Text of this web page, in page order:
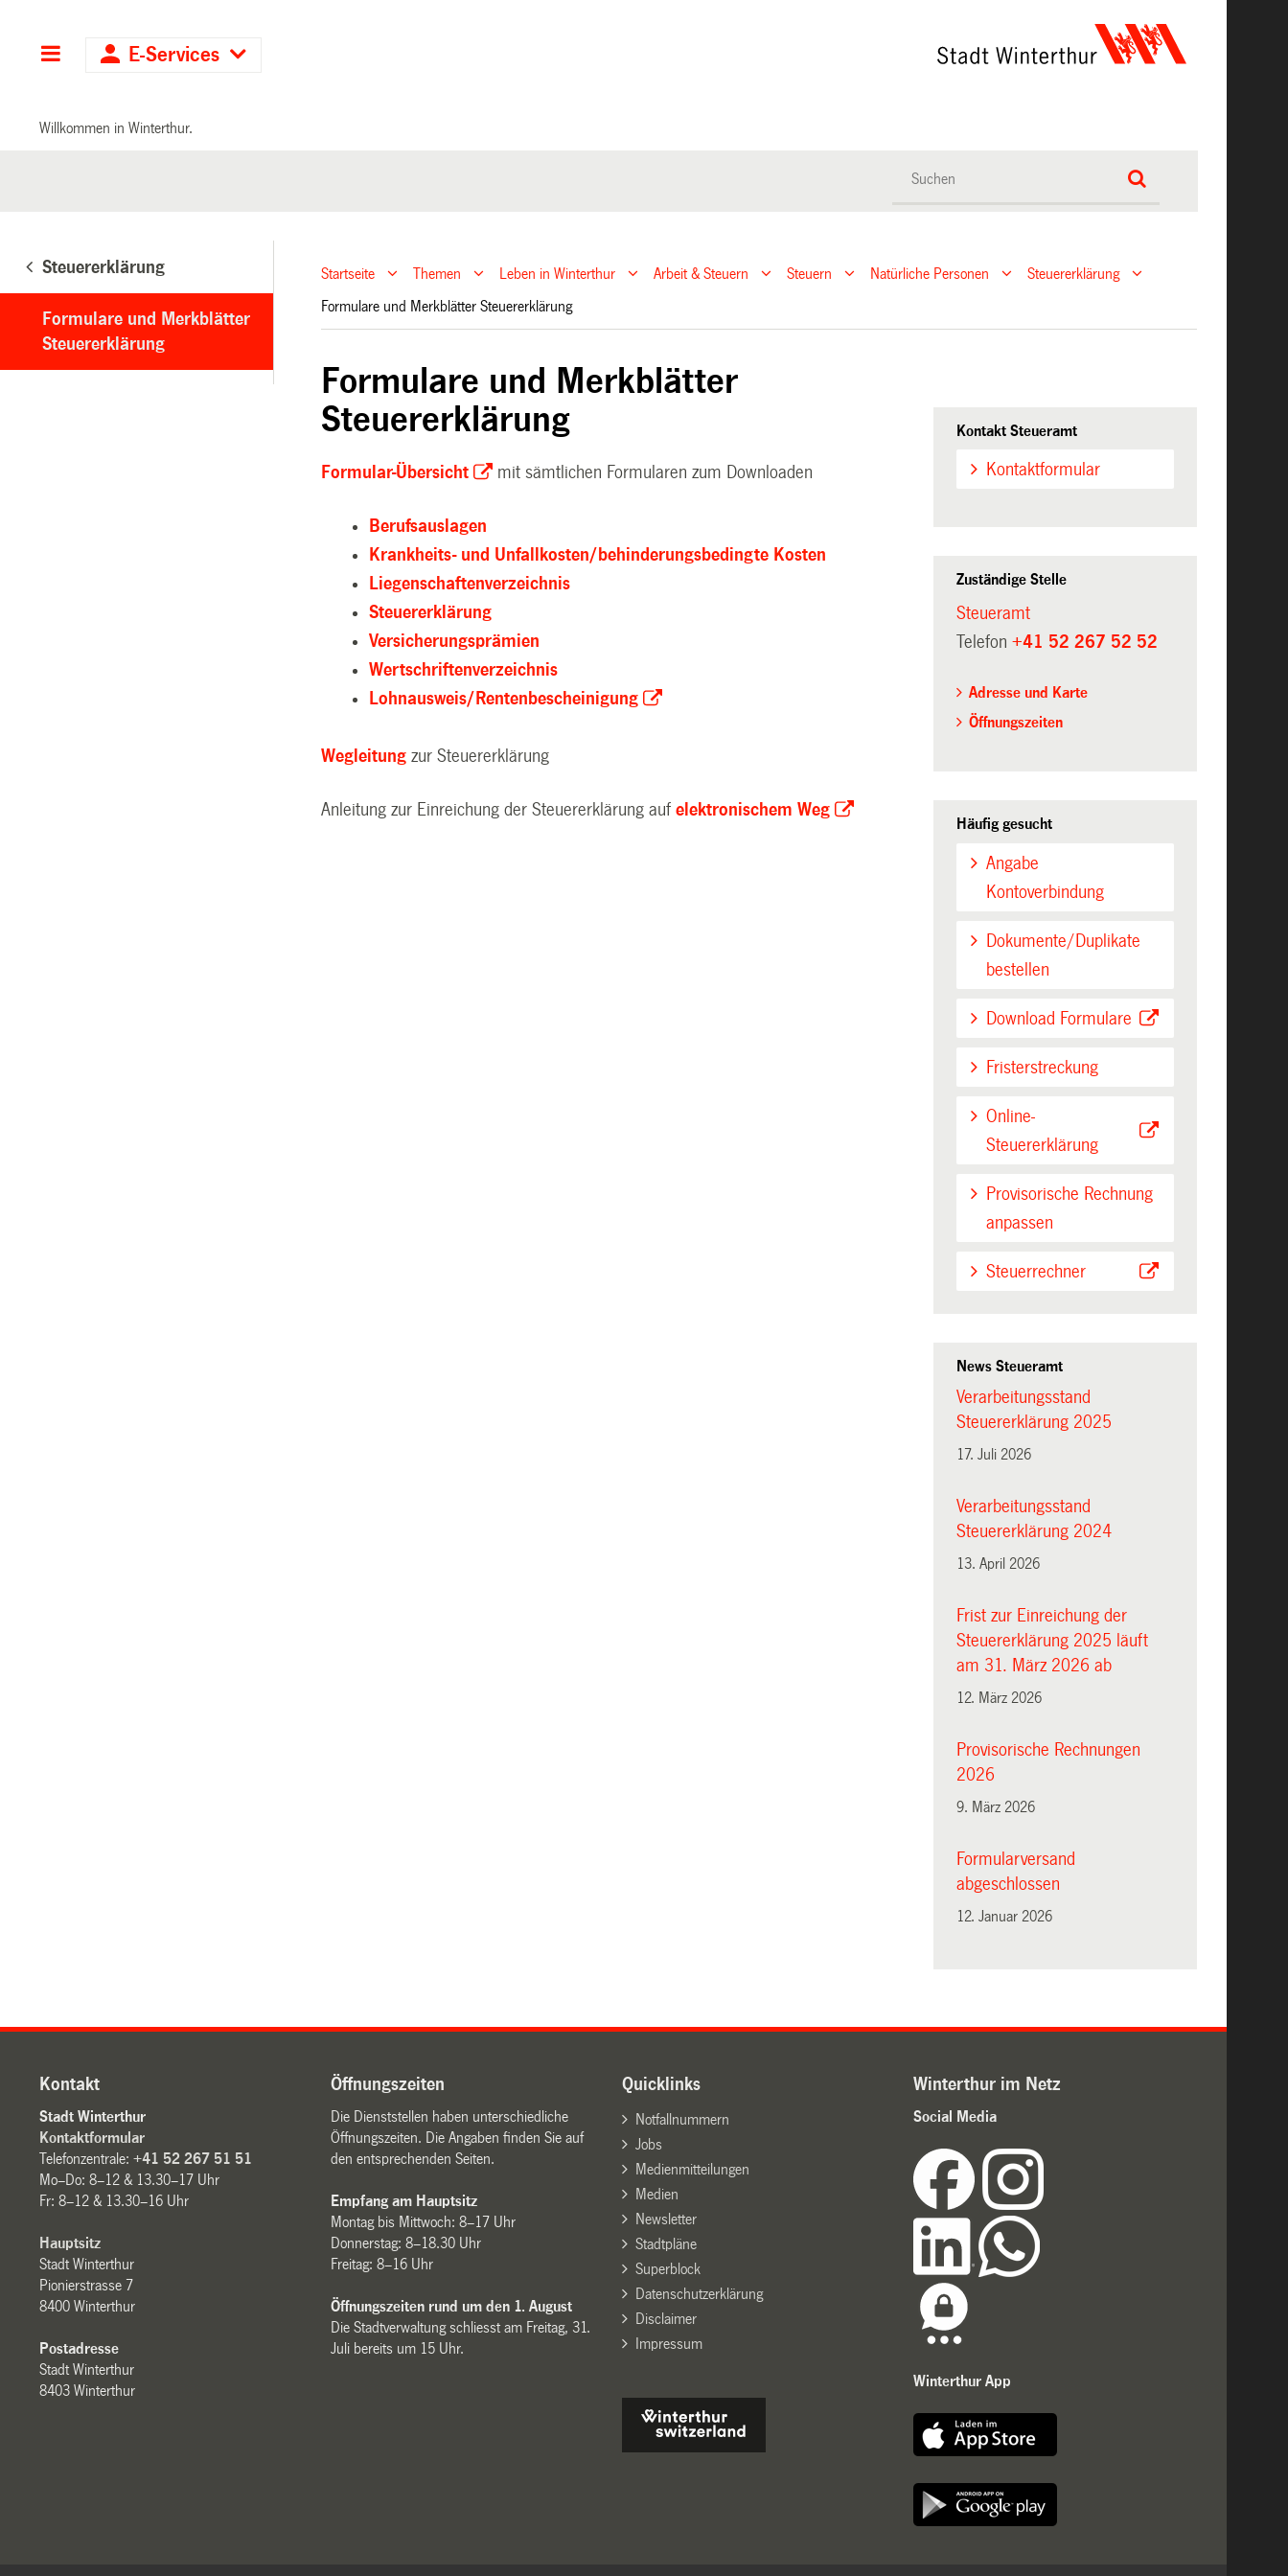
Hauptnavigation
E-Services
Willkommen in Winterthur.
Steuererklärung
Formulare und Merkblätter
Steuererklärung
Startseite Themen Leben in Winterthur Arbeit & Steuern Steuern Natürliche Personen
Steuererklärung
Formulare und Merkblätter Steuererklärung
Formulare und Merkblätter
Steuererklärung
Formular-Übersicht mit sämtlichen Formularen zum Downloaden
Berufsauslagen
Krankheits- und Unfallkosten/behinderungsbedingte Kosten
Liegenschaftenverzeichnis
Steuererklärung
Versicherungsprämien
Wertschriftenverzeichnis
Lohnausweis/Rentenbescheinigung
Wegleitungzur Steuererklärung
Anleitung zur Einreichung der Steuererklärung aufelektronischem Weg
Kontakt Steueramt
Kontaktformular
Zuständige Stelle
Steueramt
Telefon +41 52 267 52 52
Adresse und Karte
Öffnungszeiten
Häufig gesucht
Angabe
Kontoverbindung
Dokumente/Duplikate
bestellen
Download Formulare
Fristerstreckung
Online-
Steuererklärung
Provisorische Rechnung
anpassen
Steuerrechner
News Steueramt
Verarbeitungsstand
Steuererklärung 2025
17. Juli 2026
Verarbeitungsstand
Steuererklärung 2024
13. April 2026
Frist zur Einreichung der
Steuererklärung 2025 läuft
am 31. März 2026 ab
12. März 2026
Provisorische Rechnungen
2026
9. März 2026
Formularversand
abgeschlossen
12. Januar 2026
Kontakt
Stadt Winterthur
Kontaktformular
Telefonzentrale:+41 52 267 51 51
Mo–Do: 8–12 & 13.30–17 Uhr
Fr: 8–12 & 13.30–16 Uhr
Hauptsitz
Stadt Winterthur
Pionierstrasse 7
8400 Winterthur
Postadresse
Stadt Winterthur
8403 Winterthur
Öffnungszeiten
Die Dienststellen haben unterschiedliche
Öffnungszeiten. Die Angaben finden Sie auf
den entsprechenden Seiten.
Empfang am Hauptsitz
Montag bis Mittwoch: 8–17 Uhr
Donnerstag: 8–18.30 Uhr
Freitag: 8–16 Uhr
Öffnungszeiten rund um den 1. August
Die Stadtverwaltung schliesst am Freitag, 31.
Juli bereits um 15 Uhr.
Quicklinks
Notfallnummern
Jobs
Medienmitteilungen
Medien
Newsletter
Stadtpläne
Superblock
Datenschutzerklärung
Disclaimer
Impressum
Winterthur im Netz
Social Media
Winterthur App